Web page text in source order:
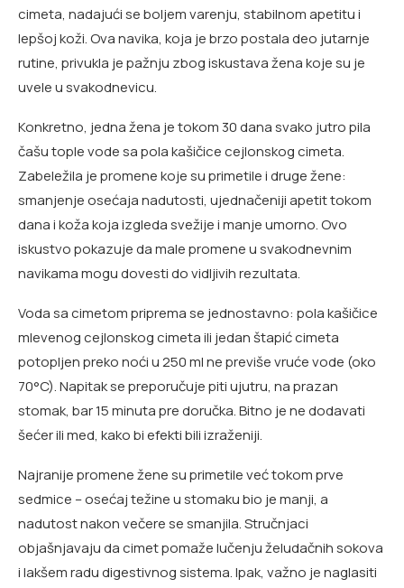
cimeta, nadajući se boljem varenju, stabilnom apetitu i
lepšoj koži. Ova navika, koja je brzo postala deo jutarnje
rutine, privukla je pažnju zbog iskustava žena koje su je
uvele u svakodnevicu.
Konkretno, jedna žena je tokom 30 dana svako jutro pila
čašu tople vode sa pola kašičice cejlonskog cimeta.
Zabeležila je promene koje su primetile i druge žene:
smanjenje osećaja nadutosti, ujednačeniji apetit tokom
dana i koža koja izgleda svežije i manje umorno. Ovo
iskustvo pokazuje da male promene u svakodnevnim
navikama mogu dovesti do vidljivih rezultata.
Voda sa cimetom priprema se jednostavno: pola kašičice
mlevenog cejlonskog cimeta ili jedan štapić cimeta
potopljen preko noći u 250 ml ne previše vruće vode (oko
70°C). Napitak se preporučuje piti ujutru, na prazan
stomak, bar 15 minuta pre doručka. Bitno je ne dodavati
šećer ili med, kako bi efekti bili izraženiji.
Najranije promene žene su primetile već tokom prve
sedmice – osećaj težine u stomaku bio je manji, a
nadutost nakon večere se smanjila. Stručnjaci
objašnjavaju da cimet pomaže lučenju želudačnih sokova
i lakšem radu digestivnog sistema. Ipak, važno je naglasiti